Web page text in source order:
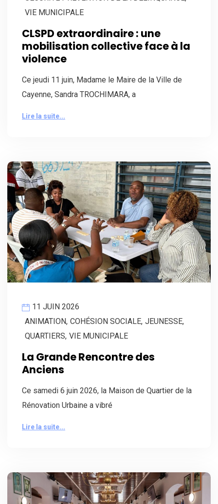
VIE MUNICIPALE
CLSPD extraordinaire : une
mobilisation collective face à la
violence
Ce jeudi 11 juin, Madame le Maire de la Ville de
Cayenne, Sandra TROCHIMARA, a
Lire la suite...
11 JUIN 2026
ANIMATION, COHÉSION SOCIALE, JEUNESSE,
QUARTIERS, VIE MUNICIPALE
La Grande Rencontre des
Anciens
Ce samedi 6 juin 2026, la Maison de Quartier de la
Rénovation Urbaine a vibré
Lire la suite...